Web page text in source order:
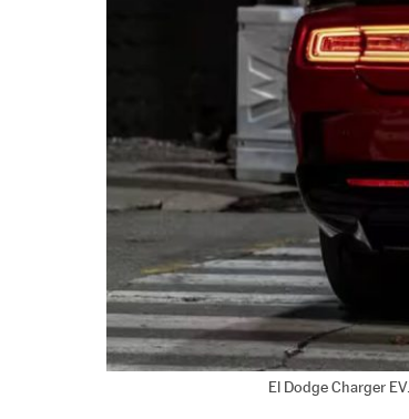
El Dodge Charger EV.